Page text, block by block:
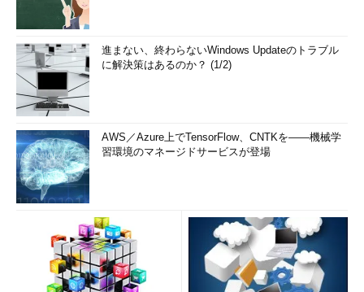
進まない、終わらないWindows Updateのトラブル
に解決策はあるのか？ (1/2)
AWS／Azure上でTensorFlow、CNTKを――機械学
習環境のマネージドサービスが登場